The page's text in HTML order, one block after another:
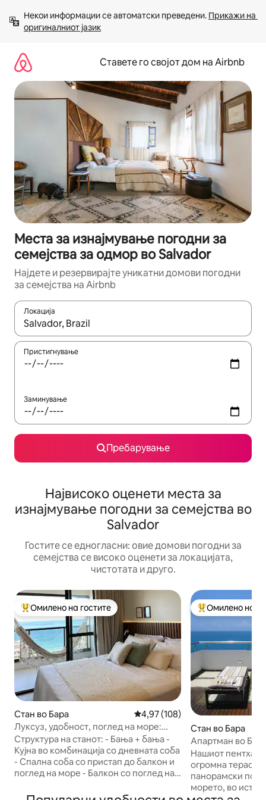
содржина
Некои информации се автоматски преведени. Прикажи на
оригиналниот јазик
Ставете го својот дом на Airbnb
Места за изнајмување погодни за
семејства за одмор во Salvador
Најдете и резервирајте уникатни домови погодни
за семејства на Airbnb
Локација
Кога резултатите се достапни, движете се со копчињата
Пристигнување
Заминување
Пребарување
Највисоко оценети места за
изнајмување погодни за семејства во
Salvador
Гостите се едногласни: овие домови погодни за
семејства се високо оценети за локацијата,
чистотата и друго.
Меѓу најуспешните „Омилени на гостите“
Омилено на гостите
Стан во Бара Просечна оцена: 4,97 од 5,
4,97 (108)
Луксуз, удобност, поглед на море:
плажата Бара
Структура на станот: - Бања + бања -
Кујна во комбинација со дневната соба
- Спална соба со пристап до балкон и
поглед на море - Балкон со поглед на
спалната соба - Кауч на спуштање со
МеѓуОмилено на
Стан во Бара
Апартман во
Панорамски
Нашиот пентхаус
огромна тераса
панорамски
морето, во